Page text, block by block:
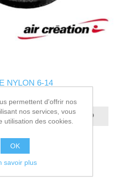
NYLON 6-14
permettent d'offrir nos
nos services, vous
utilisation des cookies.
OK
savoir plus